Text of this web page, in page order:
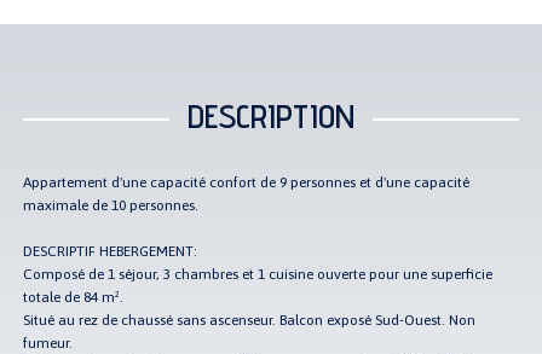
DESCRIPTION
Appartement d'une capacité confort de 9 personnes et d'une capacité
maximale de 10 personnes.
DESCRIPTIF HEBERGEMENT:
Composé de 1 séjour, 3 chambres et 1 cuisine ouverte pour une superficie
totale de 84 m².
Situé au rez de chaussé sans ascenseur. Balcon exposé Sud-Ouest. Non
fumeur.